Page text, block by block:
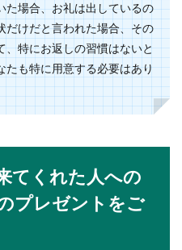
た場合、お礼は出しているの
だけだと言われた場合、その
、特にお返しの習慣はないと
たも特に用意する必要はあり
てくれた人への
プレゼントをご